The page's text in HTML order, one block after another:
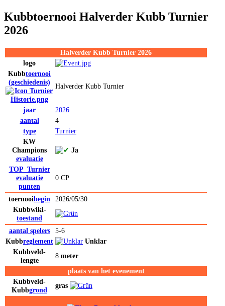
Kubbtoernooi Halverder Kubb Turnier
2026
Halverder Kubb Turnier 2026
logo
Kubbtoernooi
(geschiedenis)
Halverder Kubb Turnier
jaar
2026
aantal
4
type
Turnier
KW
Champions
evaluatie
Ja
TOP_Turnier
evaluatie
punten
0 CP
toernooibegin
2026/05/30
Kubbwiki-
toestand
aantal spelers
5-6
Kubbreglement
Unklar
Kubbveld-
lengte
8 meter
plaats van het evenement
Kubbveld-
Kubbgrond
gras